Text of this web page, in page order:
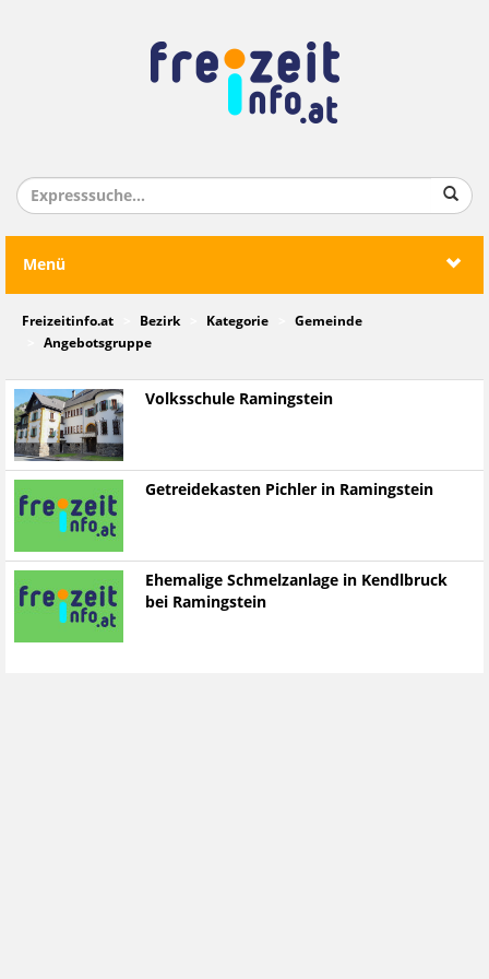
Menü
Freizeitinfo.at Bezirk Kategorie
Gemeinde
Angebotsgruppe
Volksschule Ramingstein
Getreidekasten Pichler in Ramingstein
Ehemalige Schmelzanlage in Kendlbruck
bei Ramingstein